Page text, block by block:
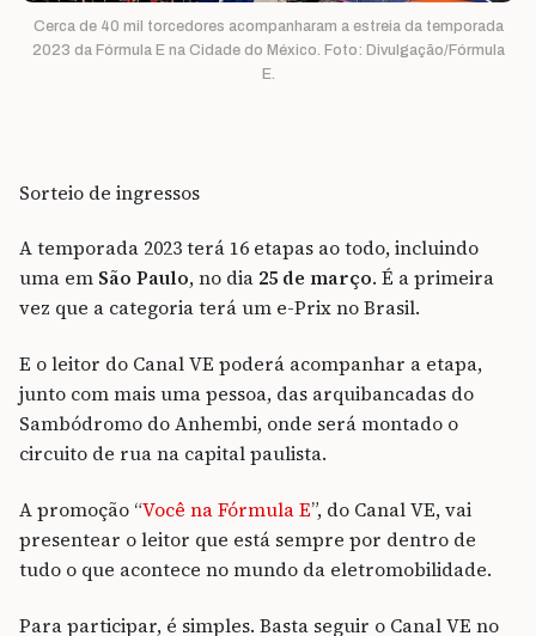
Cerca de 40 mil torcedores acompanharam a estreia da temporada
2023 da Fórmula E na Cidade do México. Foto: Divulgação/Fórmula
E.
Sorteio de ingressos
A temporada 2023 terá 16 etapas ao todo, incluindo
uma em São Paulo, no dia 25 de março. É a primeira
vez que a categoria terá um e-Prix no Brasil.
E o leitor do Canal VE poderá acompanhar a etapa,
junto com mais uma pessoa, das arquibancadas do
Sambódromo do Anhembi, onde será montado o
circuito de rua na capital paulista.
A promoção “Você na Fórmula E”, do Canal VE, vai
presentear o leitor que está sempre por dentro de
tudo o que acontece no mundo da eletromobilidade.
Para participar, é simples. Basta seguir o Canal VE no